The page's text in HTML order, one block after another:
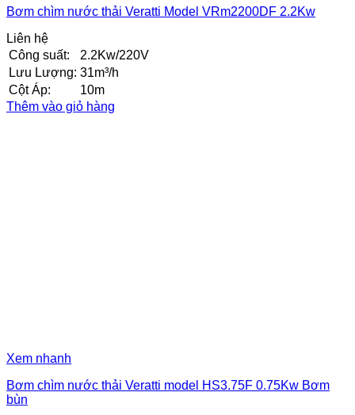
Bơm chìm nước thải Veratti Model VRm2200DF 2.2Kw
Liên hệ
Công suất:
2.2Kw/220V
Lưu Lượng: 31m³/h
Cột Áp:
10m
Thêm vào giỏ hàng
Xem nhanh
Bơm chìm nước thải Veratti model HS3.75F 0.75Kw Bơm
bùn